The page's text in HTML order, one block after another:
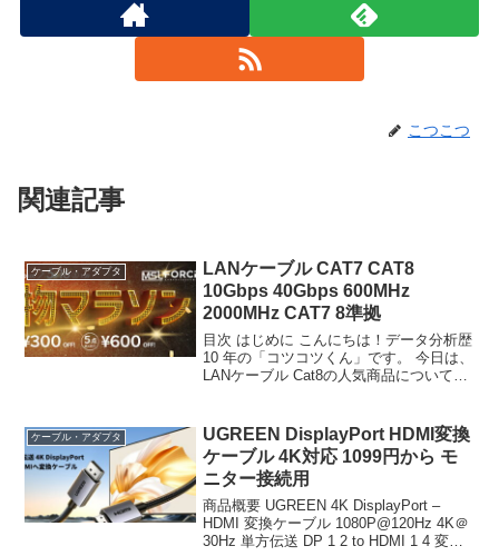
こつこつ
関連記事
ケーブル・アダプタ
LANケーブル CAT7 CAT8
10Gbps 40Gbps 600MHz
2000MHz CAT7 8準拠
目次 はじめに こんにちは！データ分析歴
10 年の「コツコツくん」です。 今日は、
LANケーブル Cat8の人気商品について徹
たくない」という方、必見です！...
ケーブル・アダプタ
UGREEN DisplayPort HDMI変換
ケーブル 4K対応 1099円から モ
ニター接続用
商品概要 UGREEN 4K DisplayPort –
HDMI 変換ケーブル 1080P@120Hz 4K＠
30Hz 単方伝送 DP 1 2 to HDMI 1 4 変換